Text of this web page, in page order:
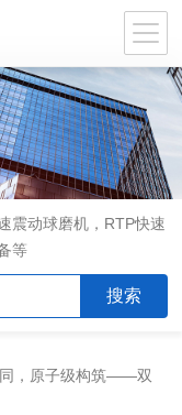
震动球磨机，RTP快速
等
，原子级构筑——双